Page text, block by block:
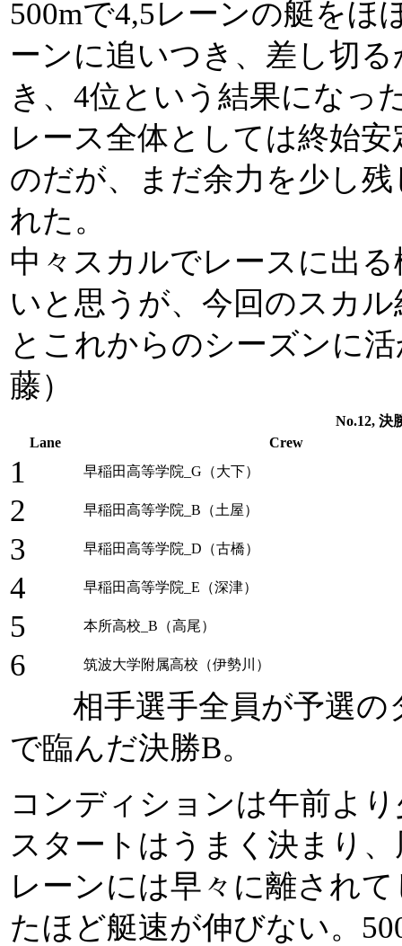
500mで4,5レーンの艇をほ
ーンに追いつき、差し切
き、4位という結果になっ
レース全体としては終始
のだが、まだ余力を少し
れた。
中々スカルでレースに出
いと思うが、今回のスカ
とこれからのシーズンに
藤）
No.12, 決
Lane
Crew
1 早稲田高等学院_G（大下）
2 早稲田高等学院_B（土屋）
3 早稲田高等学院_D（古橋）
4 早稲田高等学院_E（深津）
5 本所高校_B（高尾）
6 筑波大学附属高校（伊勢川）
相手選手全員が予選の
で臨んだ決勝B。
コンディションは午前よ
スタートはうまく決まり
レーンには早々に離され
たほど艇速が伸びない。